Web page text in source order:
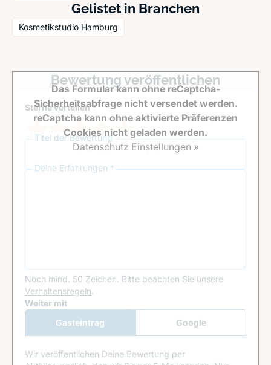
Gelistet in Branchen
Kosmetikstudio Hamburg
Bewertung veröffentlichen
Sterne verteilen *
Titel der Bewertung
Deine Erfahrungen *
Noch mind. 50 Zeichen. Bitte beachten Sie unsere
Verhaltensregeln.
Google Recaptcha
Weiter mit
Gasteintrag
Google
Anmeldung
Wir veröffentlichen Deine Bewertung per
Das Formular kann ohne reCaptcha-
Sicherheitsabfrage nicht versendet werden.
reCaptcha kann ohne aktivierte Präferenzen
Cookies nicht geladen werden.
Datenschutz Einstellungen »